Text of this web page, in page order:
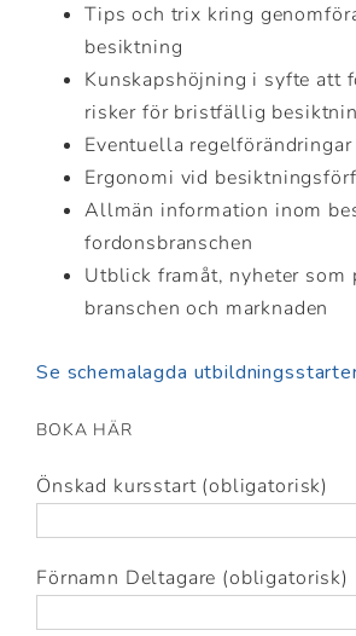
Tips och trix kring
besiktning
Kunskapshöjning i syfte att
risker för bristfällig
Eventuella regelförändringar
Ergonomi vid
Allmän information inom
fordonsbranschen
Utblick framåt, nyheter som
branschen och marknaden
Se schemalagda
BOKA HÄR
Önskad kursstart (obligatorisk)
Förnamn Deltagare (obligatorisk)